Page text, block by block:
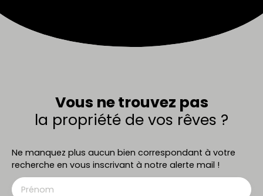
Vous ne trouvez pas
la propriété de vos rêves ?
Ne manquez plus aucun bien correspondant à votre
recherche en vous inscrivant à notre alerte mail !
Prénom